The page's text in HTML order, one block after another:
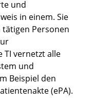
und
in einem. Sie
Personen
TI vernetzt alle
und
Beispiel den
(ePA).